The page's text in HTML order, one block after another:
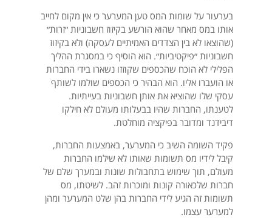
בערעור על שומות המס טען המערער כי אין מקום לחייב
אותו במס מאחר שהוא הורשע בקיזוז חשבוניות ״זרות״
(שהוצאו לא בין הצדדים האמיתיים לעסקה) ולא בקיזוז
חשבוניות ״פיקטיביות״. הוא הוסיף כי במסגרת ההליך
הפלילי לא הוכח שהכספים שקוזזו נשארו בידי החברות
או הועברו אליו. הוא הבהיר כי הכספים שולמו לשותף
עסקי שלו שהוציא את אותן חשבוניות בעייתיות.
לטענתו, החברות שהיו בבעלותו מעולם לא חילקו
דיבידנד ומדובר בפיקציה מוחלטת.
פקיד השומה השיב כי המערער, באמצעות החברות,
קיבל לידיו מס תשומות שאותו לא שילמו החברות
מעולם, תוך שימוש בתחבולות שונות ובמערך שלם של
חברות שלכאורה קונות ומוכרות זהב. לשיטתו, מס
תשומות זה הגיע לידי החברות בהן שלט המערער ומהן
למערער עצמו.